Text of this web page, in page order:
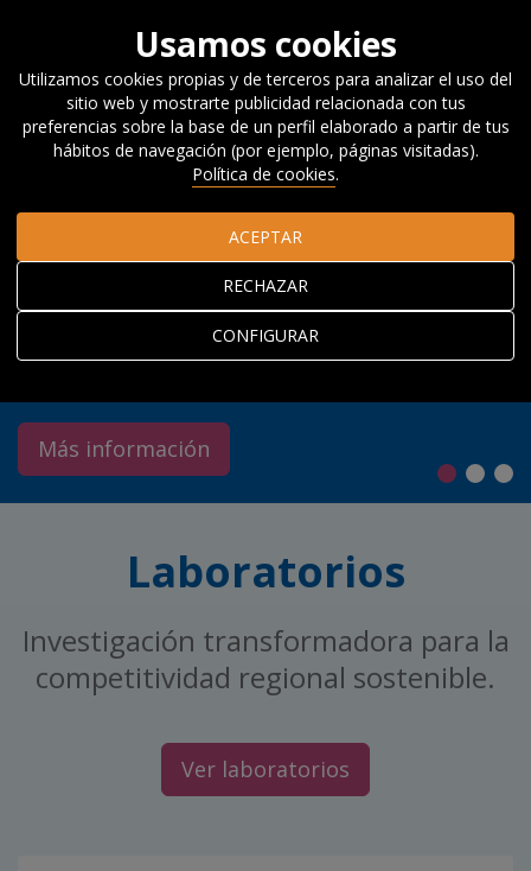
Campeonas Ocultas vascas
Ya puedes descargar el nuevo
Cuaderno Orkestra que identifica 53
empresas vascas líderes en nichos de
mercado internacionales y analiza los
factores para la proliferación de este
tipo de compañías en Euskadi.
Más información
Laboratorios
Investigación transformadora para la
competitividad regional sostenible.
Ver laboratorios
Usamos cookies
Utilizamos cookies propias y de terceros para analizar el uso del
sitio web y mostrarte publicidad relacionada con tus
preferencias sobre la base de un perfil elaborado a partir de tus
hábitos de navegación (por ejemplo, páginas visitadas).
Política de cookies.
CONFIGURAR
RECHAZAR
ACEPTAR